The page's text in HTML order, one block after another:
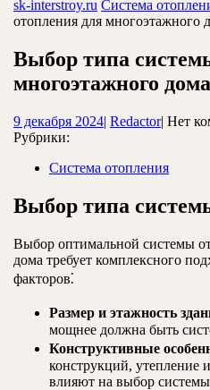
sk-interstroy.ru Система
отопления для многоэтажного
Выбор типа
многоэтажного дома
9 декабря 20249| RedactorRedactor
| Нет
Рубрики:
Система отопления
Выбор типа
Выбор оптимальной системы
дома требует комплексного
факторов⁚
Размер и этажность
мощнее должна быть
Конструктивные
конструкций, утепление
влияют на выбор